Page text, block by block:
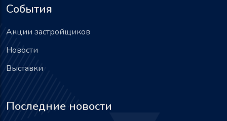
События
Акции застройщиков
Новости
Выставки
Последние новости